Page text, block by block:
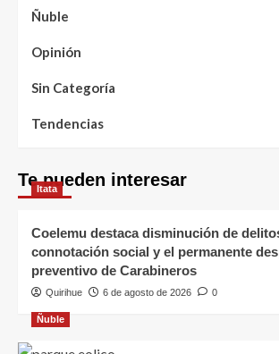
Ñuble
Opinión
Sin Categoría
Tendencias
Te pueden interesar
Itata
Coelemu destaca disminución de
connotación social y el permanente
preventivo de Carabineros
Quirihue 6 de agosto de 2026 0
Ñuble